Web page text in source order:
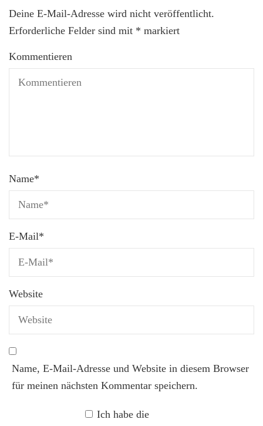
Deine E-Mail-Adresse wird nicht veröffentlicht.
Erforderliche Felder sind mit * markiert
Kommentieren
Name*
E-Mail*
Website
Name, E-Mail-Adresse und Website in diesem Browser
für meinen nächsten Kommentar speichern.
Ich habe die